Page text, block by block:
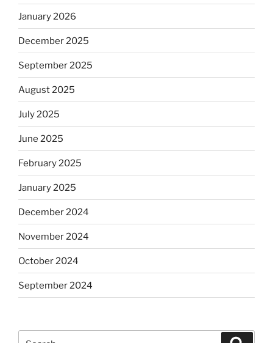
January 2026
December 2025
September 2025
August 2025
July 2025
June 2025
February 2025
January 2025
December 2024
November 2024
October 2024
September 2024